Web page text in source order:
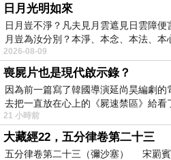
日月光明如來
日月豈不淨？凡夫見月雲遮見日雲障
月豈為汝分別？本淨、本念、本法、
2026-08-09
喪屍片也是現代啟示錄？
因為前一篇寫了韓國導演延尚昊編劇
去把一直放在心上的《屍速禁區》給
21 小時前
大藏經22，五分律卷第二十三
五分律卷第二十三（彌沙塞） 宋罽賓